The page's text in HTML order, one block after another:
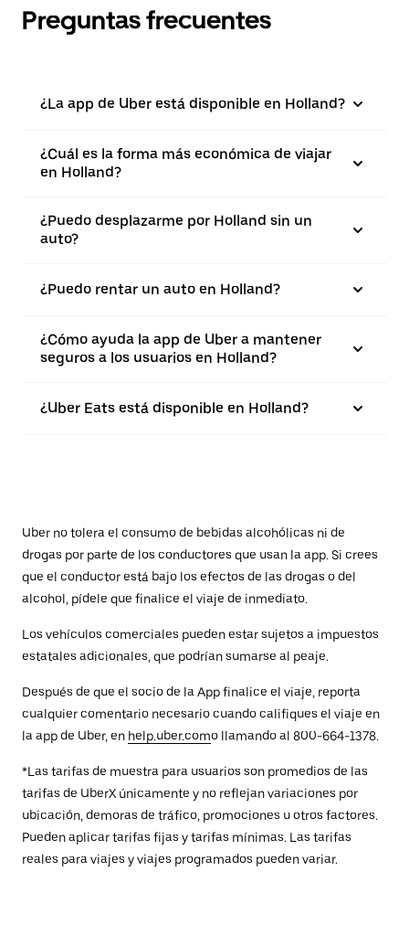
Preguntas frecuentes
¿La app de Uber está disponible en Holland?
¿Cuál es la forma más económica de viajar
en Holland?
¿Puedo desplazarme por Holland sin un
auto?
¿Puedo rentar un auto en Holland?
¿Cómo ayuda la app de Uber a mantener
seguros a los usuarios en Holland?
¿Uber Eats está disponible en Holland?
Uber no tolera el consumo de bebidas alcohólicas ni de
drogas por parte de los conductores que usan la app. Si crees
que el conductor está bajo los efectos de las drogas o del
alcohol, pídele que finalice el viaje de inmediato.
Los vehículos comerciales pueden estar sujetos a impuestos
estatales adicionales, que podrían sumarse al peaje.
Después de que el socio de la App finalice el viaje, reporta
cualquier comentario necesario cuando califiques el viaje en
la app de Uber, en help.uber.como llamando al 800-664-1378.
*Las tarifas de muestra para usuarios son promedios de las
tarifas de UberX únicamente y no reflejan variaciones por
ubicación, demoras de tráfico, promociones u otros factores.
Pueden aplicar tarifas fijas y tarifas mínimas. Las tarifas
reales para viajes y viajes programados pueden variar.